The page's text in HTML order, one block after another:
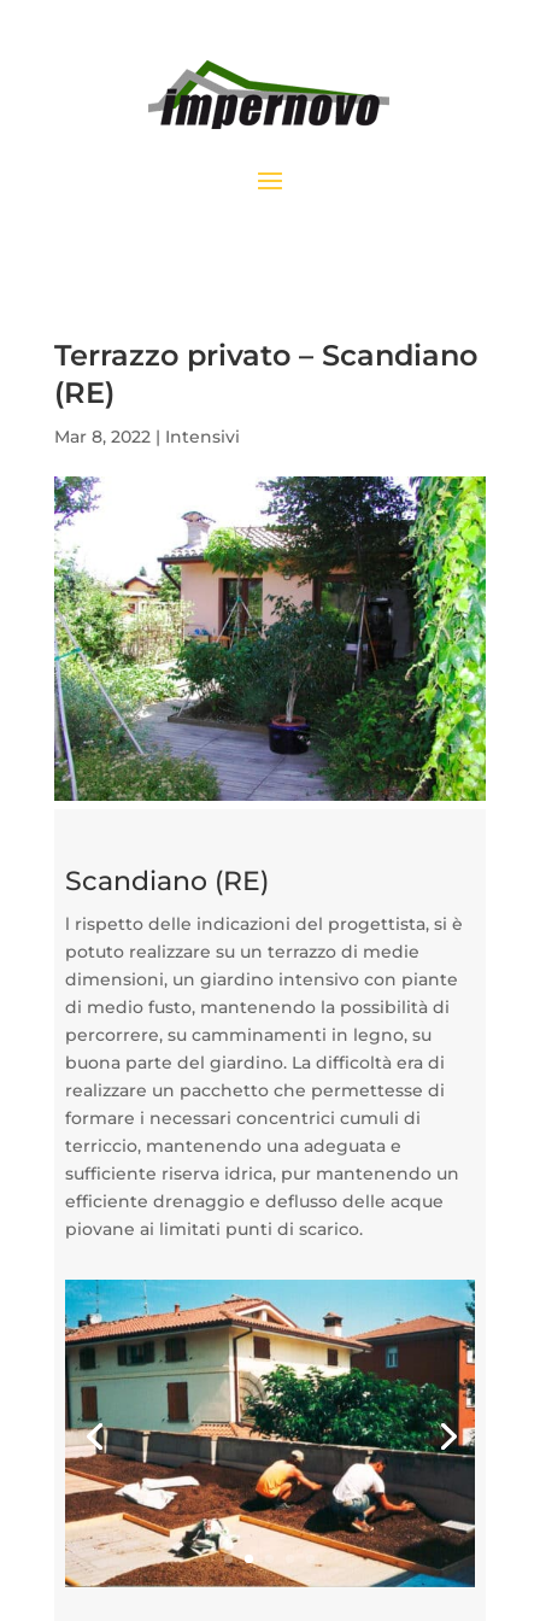
Terrazzo privato – Scandiano
(RE)
Mar 8, 2022| Intensivi
Scandiano (RE)
l rispetto delle indicazioni del progettista, si è
potuto realizzare su un terrazzo di medie
dimensioni, un giardino intensivo con piante
di medio fusto, mantenendo la possibilità di
percorrere, su camminamenti in legno, su
buona parte del giardino. La difficoltà era di
realizzare un pacchetto che permettesse di
formare i necessari concentrici cumuli di
terriccio, mantenendo una adeguata e
sufficiente riserva idrica, pur mantenendo un
efficiente drenaggio e deflusso delle acque
piovane ai limitati punti di scarico.